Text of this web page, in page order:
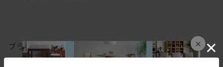
×
ブランド